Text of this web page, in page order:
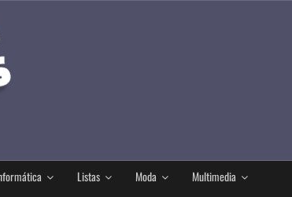
Listas Moda
Multimedia